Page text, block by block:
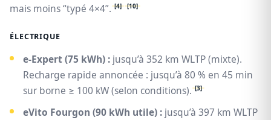
mais moins “typé 4×4”. [4] [10]
ÉLECTRIQUE
e‑Expert (75 kWh) : jusqu’à 352 km WLTP (mixte).
Recharge rapide annoncée : jusqu’à 80 % en 45 min
sur borne ≥ 100 kW (selon conditions). [3]
eVito Fourgon (90 kWh utile) : jusqu’à 397 km WLTP